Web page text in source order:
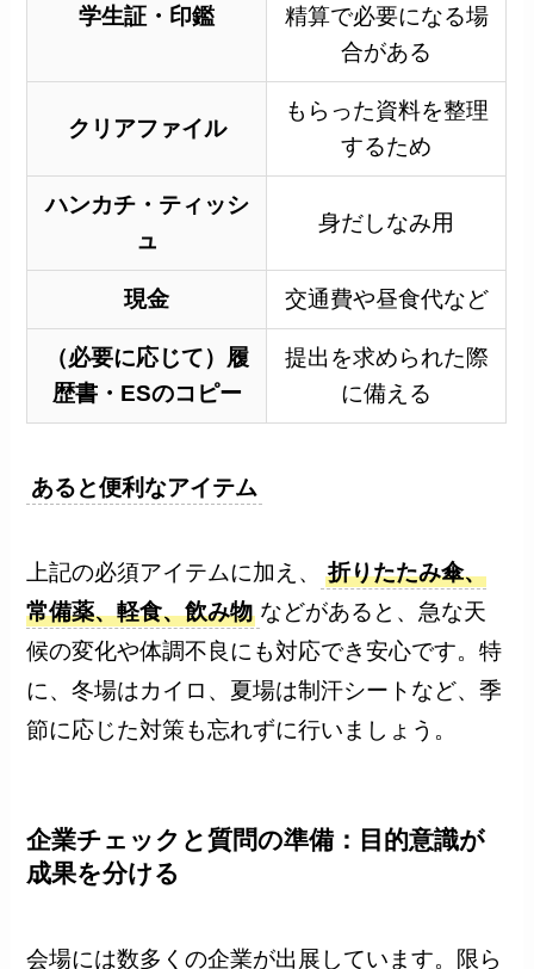
学生証・印鑑
精算で必要になる場
合がある
クリアファイル
もらった資料を整理
するため
ハンカチ・ティッシ
ュ
身だしなみ用
現金 交通費や昼食代など
（必要に応じて）履
歴書・ESのコピー
提出を求められた際
に備える
あると便利なアイテム
上記の必須アイテムに加え、
折りたたみ傘、
常備薬、軽食、飲み物 などがあると、急な天
候の変化や体調不良にも対応でき安心です。特
に、冬場はカイロ、夏場は制汗シートなど、季
節に応じた対策も忘れずに行いましょう。
企業チェックと質問の準備：目的意識が
成果を分ける
会場には数多くの企業が出展しています。限ら